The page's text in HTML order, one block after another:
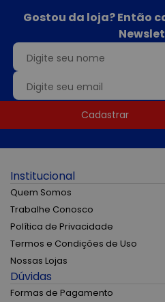
Gostou da loja? Então
Cadastrar
Institucional
Quem Somos
Trabalhe Conosco
Política de Privacidade
Termos e Condições de Uso
Nossas Lojas
Dúvidas
Formas de Pagamento